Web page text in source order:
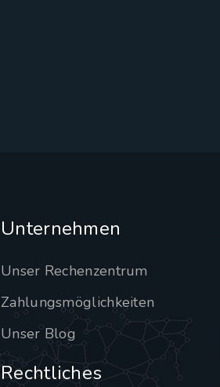
Unternehmen
Unser Rechenzentrum
Zahlungsmöglichkeiten
Unser Blog
Rechtliches